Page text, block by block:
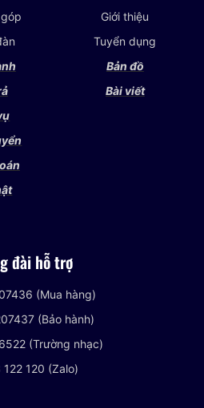
Giới thiệu
Tuyển dụng
Bản đồ
Bài viết
đài hỗ trợ
(Mua hàng)
(Bảo hành)
(Trường nhạc)
120 (Zalo)